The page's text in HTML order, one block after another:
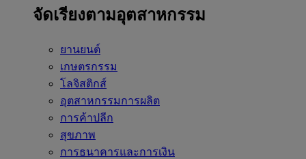
จัดเรียงตามอุตสาหกรรม
ยานยนต์
เกษตรกรรม
โลจิสติกส์
อุตสาหกรรมการผลิต
การค้าปลีก
สุขภาพ
การธนาคารและการเงิน